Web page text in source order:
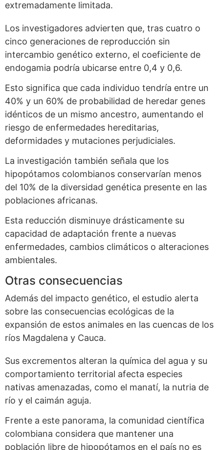
extremadamente limitada.
Los investigadores advierten que, tras cuatro o
cinco generaciones de reproducción sin
intercambio genético externo, el coeficiente de
endogamia podría ubicarse entre 0,4 y 0,6.
Esto significa que cada individuo tendría entre un
40% y un 60% de probabilidad de heredar genes
idénticos de un mismo ancestro, aumentando el
riesgo de enfermedades hereditarias,
deformidades y mutaciones perjudiciales.
La investigación también señala que los
hipopótamos colombianos conservarían menos
del 10% de la diversidad genética presente en las
poblaciones africanas.
Esta reducción disminuye drásticamente su
capacidad de adaptación frente a nuevas
enfermedades, cambios climáticos o alteraciones
ambientales.
Otras consecuencias
Además del impacto genético, el estudio alerta
sobre las consecuencias ecológicas de la
expansión de estos animales en las cuencas de los
ríos Magdalena y Cauca.
Sus excrementos alteran la química del agua y su
comportamiento territorial afecta especies
nativas amenazadas, como el manatí, la nutria de
río y el caimán aguja.
Frente a este panorama, la comunidad científica
colombiana considera que mantener una
población libre de hipopótamos en el país no es